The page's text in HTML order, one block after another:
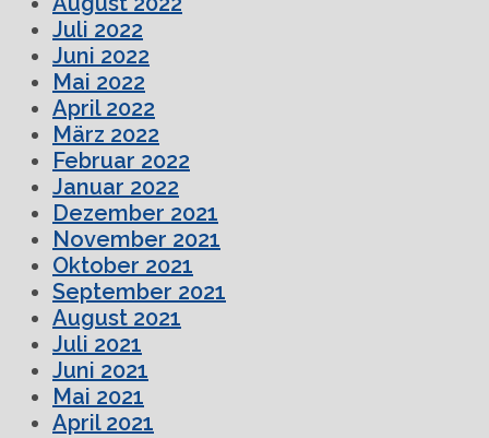
Juli 2022
Juni 2022
Mai 2022
April 2022
März 2022
Februar 2022
Januar 2022
Dezember 2021
November 2021
Oktober 2021
September 2021
August 2021
Juli 2021
Juni 2021
Mai 2021
April 2021